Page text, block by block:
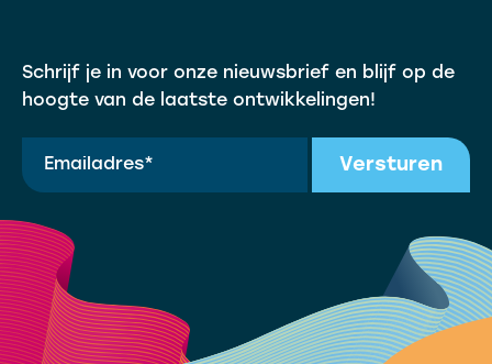
Schrijf je in voor onze nieuwsbrief en blijf op de
hoogte van de laatste ontwikkelingen!
Versturen